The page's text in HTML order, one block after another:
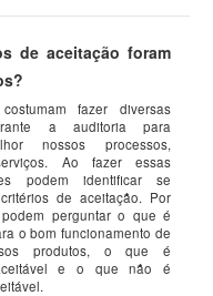
de aceitação foram
fazer diversas
a auditoria para
nossos processos,
Ao fazer essas
podem identificar se
de aceitação. Por
perguntar o que é
o bom funcionamento de
produtos, o que é
e o que não é